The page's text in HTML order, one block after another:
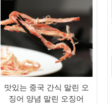
맛있는 중국 간식 말린 오
징어 양념 말린 오징어